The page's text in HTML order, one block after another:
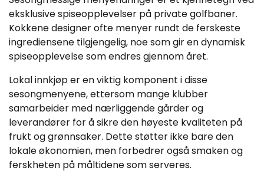
eksklusive spiseopplevelser på private golfbaner.
Kokkene designer ofte menyer rundt de ferskeste
ingrediensene tilgjengelig, noe som gir en dynamisk
spiseopplevelse som endres gjennom året.
Lokal innkjøp er en viktig komponent i disse
sesongmenyene, ettersom mange klubber
samarbeider med nærliggende gårder og
leverandører for å sikre den høyeste kvaliteten på
frukt og grønnsaker. Dette støtter ikke bare den
lokale økonomien, men forbedrer også smaken og
ferskheten på måltidene som serveres.